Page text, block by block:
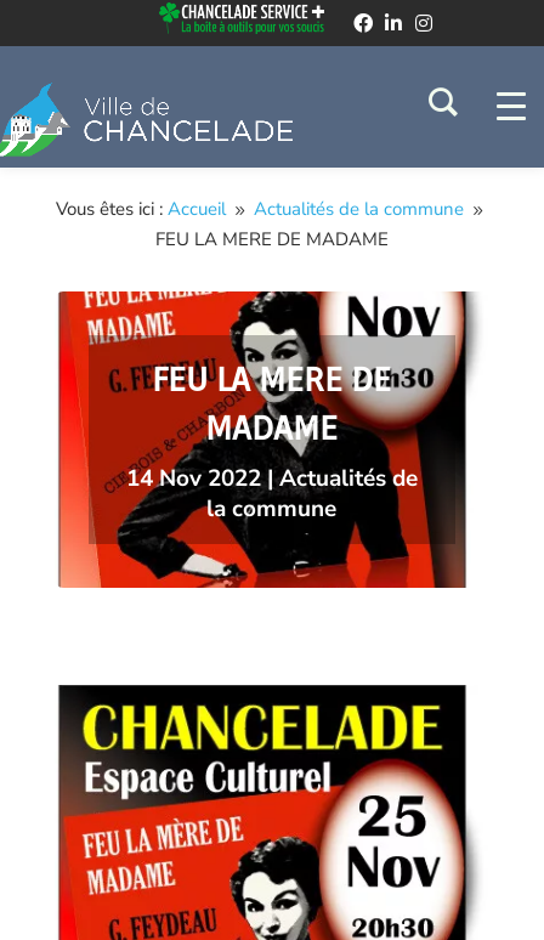
Vous êtes ici :Accueil 9 Actualités de la commune 9
FEU LA MERE DE MADAME
FEU LA MERE DE
MADAME
14 Nov 2022|Actualités de
la commune